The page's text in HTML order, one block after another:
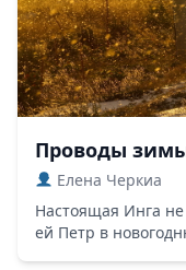
Проводы
Елена Черкиа
Настоящая Инга
ей Петр в